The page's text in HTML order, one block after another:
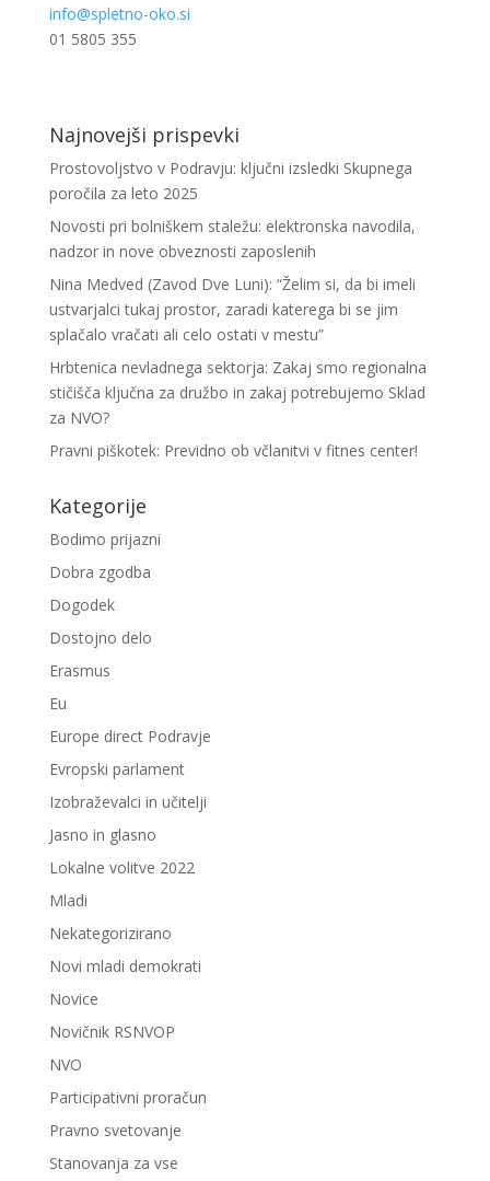
info@spletno-oko.si
01 5805 355
Najnovejši prispevki
Prostovoljstvo v Podravju: ključni izsledki Skupnega
poročila za leto 2025
Novosti pri bolniškem staležu: elektronska navodila,
nadzor in nove obveznosti zaposlenih
Nina Medved (Zavod Dve Luni): “Želim si, da bi imeli
ustvarjalci tukaj prostor, zaradi katerega bi se jim
splačalo vračati ali celo ostati v mestu”
Hrbtenica nevladnega sektorja: Zakaj smo regionalna
stičišča ključna za družbo in zakaj potrebujemo Sklad
za NVO?
Pravni piškotek: Previdno ob včlanitvi v fitnes center!
Kategorije
Bodimo prijazni
Dobra zgodba
Dogodek
Dostojno delo
Erasmus
Eu
Europe direct Podravje
Evropski parlament
Izobraževalci in učitelji
Jasno in glasno
Lokalne volitve 2022
Mladi
Nekategorizirano
Novi mladi demokrati
Novice
Novičnik RSNVOP
NVO
Participativni proračun
Pravno svetovanje
Stanovanja za vse